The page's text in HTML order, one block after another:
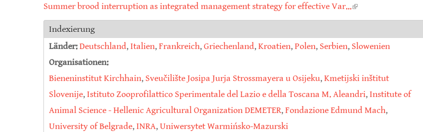
Summer brood interruption as integrated management strategy for effective Var...(link is external)
Indexierung
Länder:Deutschland,Italien,Frankreich,Griechenland,Kroatien,Polen, Serbien, Slowenien
Organisationen:
Bieneninstitut Kirchhain, Sveučilište Josipa Jurja Strossmayera u Osijeku,Kmetijski inštitut
Slovenije,Istituto Zooprofilattico Sperimentale del Lazio e della Toscana M. Aleandri,Institute of
Animal Science - Hellenic Agricultural Organization DEMETER,Fondazione Edmund Mach,
University of Belgrade,INRA,Uniwersytet Warmińsko-Mazurski